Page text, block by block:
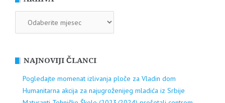
NAJNOVIJI ČLANCI
Pogledajte momenat izlivanja ploče za Vladin dom
Humanitarna akcija za najugroženijeg mladića iz Srbije